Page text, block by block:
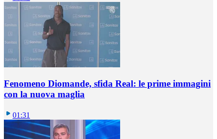
Fenomeno Diomande, sfida Real: le prime immagini
con la nuova maglia
01:31